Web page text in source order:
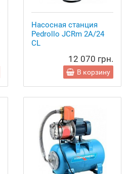
Насосная станция
Pedrollo JCRm 2A/24
CL
12 070 грн.
В корзину